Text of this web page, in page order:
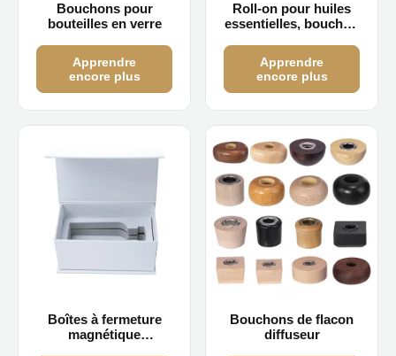
Bouchons pour
bouteilles en verre
Apprendre
encore plus
Roll-on pour huiles
essentielles, bouchon
Apprendre
encore plus
Boîtes à fermeture
magnétique
Bouchons de flacon
diffuseur